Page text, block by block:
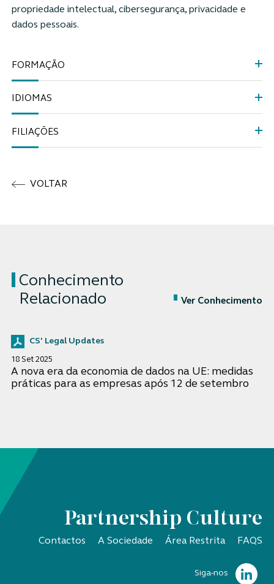
propriedade intelectual, cibersegurança, privacidade e
dados pessoais.
FORMAÇÃO
IDIOMAS
FILIAÇÕES
VOLTAR
Conhecimento
Relacionado
Ver Conhecimento
CS' Legal Updates
18 Set 2025
A nova era da economia de dados na UE: medidas
práticas para as empresas após 12 de setembro
Partnership Culture
Contactos A Sociedade Área Restrita FAQS
Siga-nos